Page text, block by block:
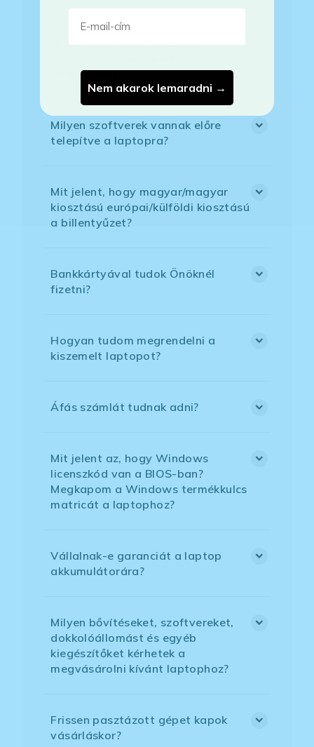
Mikor kapom meg a házhoz
termékemet?
Milyen szoftverek vannak előre
telepítve a laptopra?
Mit jelent, hogy magyar/magyar
kiosztású európai/külföldi kiosztású
a billentyűzet?
Bankkártyával tudok Önöknél
fizetni?
Hogyan tudom megrendelni a
kiszemelt laptopot?
Áfás számlát tudnak adni?
Mit jelent az, hogy Windows
licenszkód van a BIOS-ban?
Megkapom a Windows termékkulcs
matricát a laptophoz?
Vállalnak-e garanciát a laptop
akkumulátorára?
Milyen bővítéseket, szoftvereket,
dokkolóállomást és egyéb
kiegészítőket kérhetek a
megvásárolni kívánt laptophoz?
Frissen pasztázott gépet kapok
vásárláskor?
Nem akarok lemaradni →